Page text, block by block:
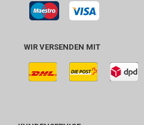
WIR VERSENDEN MIT